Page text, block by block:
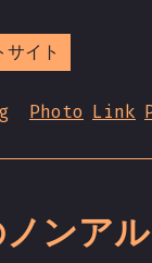
イト
Photo Link
ノンア